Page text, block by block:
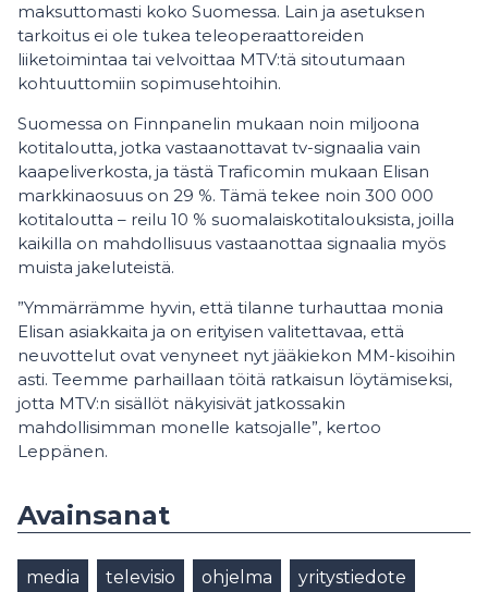
maksuttomasti koko Suomessa. Lain ja asetuksen
tarkoitus ei ole tukea teleoperaattoreiden
liiketoimintaa tai velvoittaa MTV:tä sitoutumaan
kohtuuttomiin sopimusehtoihin.
Suomessa on Finnpanelin mukaan noin miljoona
kotitaloutta, jotka vastaanottavat tv-signaalia vain
kaapeliverkosta, ja tästä Traficomin mukaan Elisan
markkinaosuus on 29 %. Tämä tekee noin 300 000
kotitaloutta – reilu 10 % suomalaiskotitalouksista, joilla
kaikilla on mahdollisuus vastaanottaa signaalia myös
muista jakeluteistä.
”Ymmärrämme hyvin, että tilanne turhauttaa monia
Elisan asiakkaita ja on erityisen valitettavaa, että
neuvottelut ovat venyneet nyt jääkiekon MM-kisoihin
asti. Teemme parhaillaan töitä ratkaisun löytämiseksi,
jotta MTV:n sisällöt näkyisivät jatkossakin
mahdollisimman monelle katsojalle”, kertoo
Leppänen.
Avainsanat
media televisio ohjelma yritystiedote